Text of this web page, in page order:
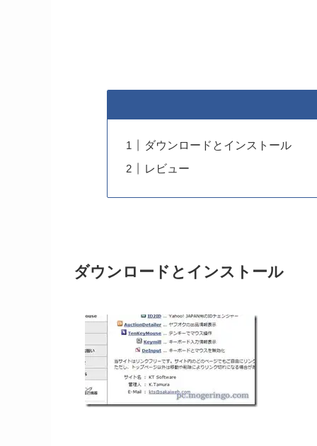
ダウンロードとインストール
レビュー
ダウンロードとインストール